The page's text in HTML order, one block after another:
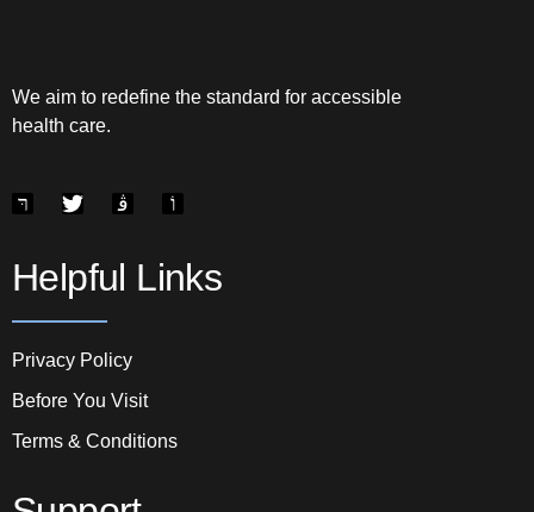
We aim to redefine the standard for accessible
health care.
Helpful Links
Privacy Policy
Before You Visit
Terms & Conditions